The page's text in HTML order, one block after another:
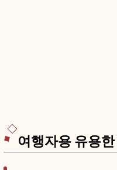
여행자용 유용